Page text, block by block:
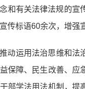
和有关法律法规的
传标语60余次，增强
动运用法治思维和
保障、民生改善、
部学法用法机制，